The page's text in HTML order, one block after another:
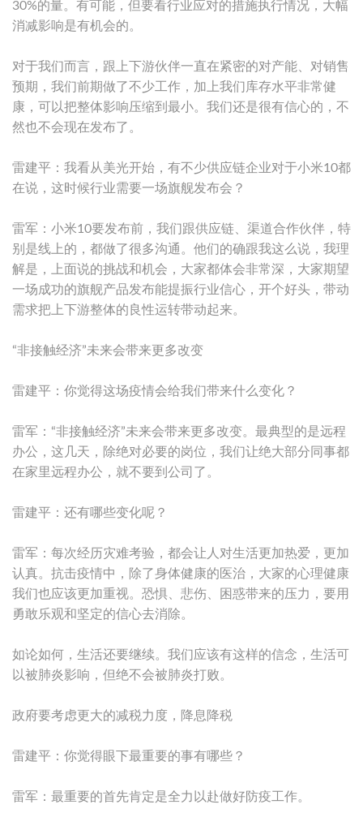
30%的量。有可能，但要看行业应对的措施执行情况，大幅
消减影响是有机会的。
对于我们而言，跟上下游伙伴一直在紧密的对产能、对销售
预期，我们前期做了不少工作，加上我们库存水平非常健
康，可以把整体影响压缩到最小。我们还是很有信心的，不
然也不会现在发布了。
雷建平：我看从美光开始，有不少供应链企业对于小米10都
在说，这时候行业需要一场旗舰发布会？
雷军：小米10要发布前，我们跟供应链、渠道合作伙伴，特
别是线上的，都做了很多沟通。他们的确跟我这么说，我理
解是，上面说的挑战和机会，大家都体会非常深，大家期望
一场成功的旗舰产品发布能提振行业信心，开个好头，带动
需求把上下游整体的良性运转带动起来。
“非接触经济”未来会带来更多改变
雷建平：你觉得这场疫情会给我们带来什么变化？
雷军：“非接触经济”未来会带来更多改变。最典型的是远程
办公，这几天，除绝对必要的岗位，我们让绝大部分同事都
在家里远程办公，就不要到公司了。
雷建平：还有哪些变化呢？
雷军：每次经历灾难考验，都会让人对生活更加热爱，更加
认真。抗击疫情中，除了身体健康的医治，大家的心理健康
我们也应该更加重视。恐惧、悲伤、困惑带来的压力，要用
勇敢乐观和坚定的信心去消除。
如论如何，生活还要继续。我们应该有这样的信念，生活可
以被肺炎影响，但绝不会被肺炎打败。
政府要考虑更大的减税力度，降息降税
雷建平：你觉得眼下最重要的事有哪些？
雷军：最重要的首先肯定是全力以赴做好防疫工作。